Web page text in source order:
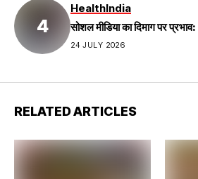
HealthIndia
सोशल मीडिया का दिमाग पर प्रभाव:
24 JULY 2026
RELATED ARTICLES